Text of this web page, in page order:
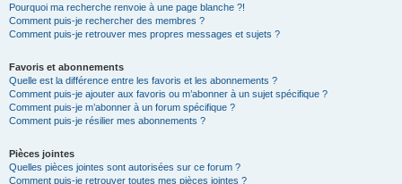
Pourquoi ma recherche renvoie à une page blanche ?!
Comment puis-je rechercher des membres ?
Comment puis-je retrouver mes propres messages et sujets ?
Favoris et abonnements
Quelle est la différence entre les favoris et les abonnements ?
Comment puis-je ajouter aux favoris ou m’abonner à un sujet spécifique ?
Comment puis-je m’abonner à un forum spécifique ?
Comment puis-je résilier mes abonnements ?
Pièces jointes
Quelles pièces jointes sont autorisées sur ce forum ?
Comment puis-je retrouver toutes mes pièces jointes ?